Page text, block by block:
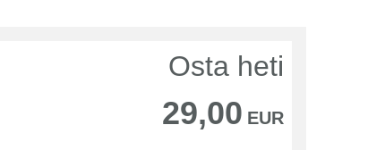
Osta heti
29,00 EUR